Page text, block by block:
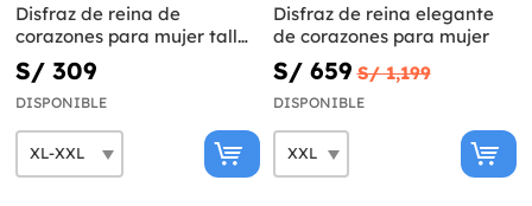
Disfraz de reina de
corazones para mujer talla
grande
S/ 309
DISPONIBLE
Disfraz de reina elegante
de corazones para mujer
S/ 659 S/ 1,199
DISPONIBLE